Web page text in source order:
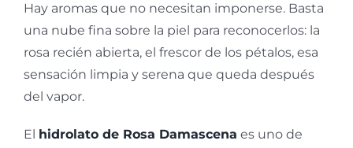
Hay aromas que no necesitan imponerse. Basta
una nube fina sobre la piel para reconocerlos: la
rosa recién abierta, el frescor de los pétalos, esa
sensación limpia y serena que queda después
del vapor.
El hidrolato de Rosa Damascena es uno de